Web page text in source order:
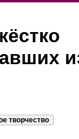
творчество